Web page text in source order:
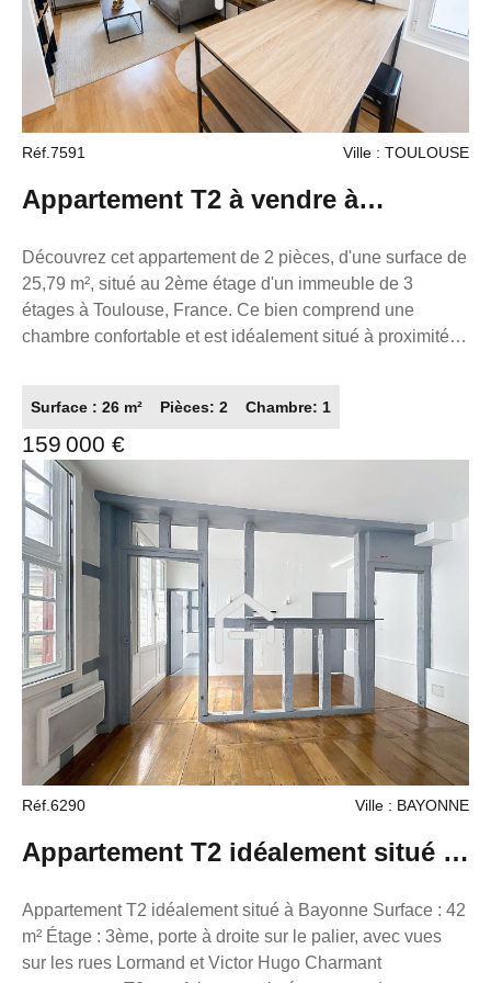
éditoriale de M. ZAFRAN Frédéric, mandataire
indépendant en immobilier (sans détention de fonds),
agent commercial du Réseau France Proprio, immatriculé
au RSAC de Toulouse sous le numéro 503111049
titulaire de la carte de démarchage immobilier pour le
compte de la société France Proprio).
Réf.7591 Ville : TOULOUSE
Appartement T2 à vendre à
Toulouse - Réf 7591 - 159 000 €
Découvrez cet appartement de 2 pièces, d'une surface de
25,79 m², situé au 2ème étage d'un immeuble de 3
étages à Toulouse, France. Ce bien comprend une
chambre confortable et est idéalement situé à proximité
deux jardins d'enfants : Le Castelet Les Petits Galopins et
La Farandole. Vous bénéficierez également de la
proximité de centres de santé tels que des dentistes. Ce
bien est proposé à la vente par l'agence France Proprio
au prix de 159 000 €. Ne manquez pas cette opportunité
d'acquérir un appartement fonctionnel dans un quartier
dynamique et bien desservi.
Surface : 26 m² Pièces: 2 Chambre: 1
159 000 €
Réf.6290 Ville : BAYONNE
Appartement T2 idéalement situé à
Bayonne
Appartement T2 idéalement situé à Bayonne Surface : 42
m² Étage : 3ème, porte à droite sur le palier, avec vues
sur les rues Lormand et Victor Hugo Charmant